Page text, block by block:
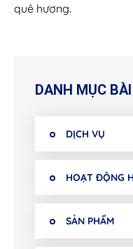
quê hương.
DANH MỤC
DỊCH VỤ
HOẠT ĐỘNG
SẢN PHẨM